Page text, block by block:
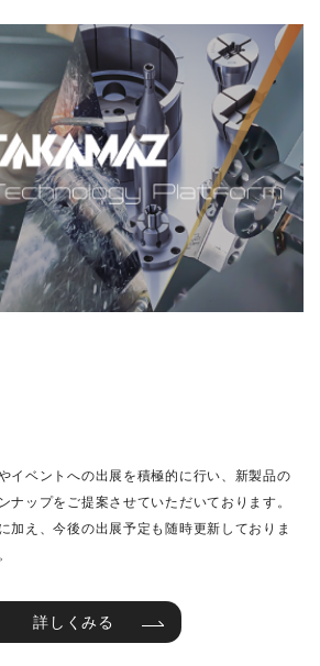
イベントへの出展を積極的に行い、新製品の
ナップをご提案させていただいております。
加え、今後の出展予定も随時更新しておりま
詳しくみる